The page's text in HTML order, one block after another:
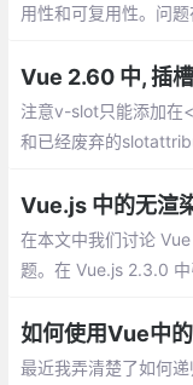
用性和可复用性。问
学方程。
Vue 2.60 中, 插
注意v-slot只能添加在
和已经废弃的
nt-user>组件：
Vue.js 中的无渲
在本文中我们讨论
题。在 Vue.js 2.3.0
示的问题。
如何使用Vue中
最近我弄清楚了如何